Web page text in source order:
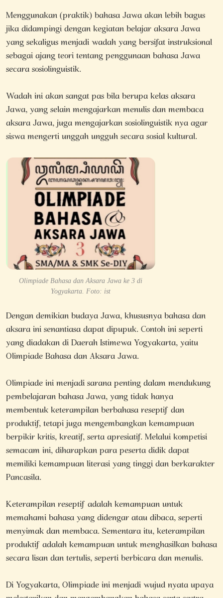
Menggunakan (praktik) bahasa Jawa akan lebih bagus
jika didampingi dengan kegiatan belajar aksara Jawa
yang sekaligus menjadi wadah yang bersifat instruksional
sebagai ajang teori tentang penggunaan bahasa Jawa
secara sosiolinguistik.
Wadah ini akan sangat pas bila berupa kelas aksara
Jawa, yang selain mengajarkan menulis dan membaca
aksara Jawa, juga mengajarkan sosiolinguistik nya agar
siswa mengerti unggah ungguh secara sosial kultural.
Olimpiade Bahasa dan Aksara Jawa ke 3 di
Yogyakarta. Foto: ist
Dengan demikian budaya Jawa, khususnya bahasa dan
aksara ini senantiasa dapat dipupuk. Contoh ini seperti
yang diadakan di Daerah Istimewa Yogyakarta, yaitu
Olimpiade Bahasa dan Aksara Jawa.
Olimpiade ini menjadi sarana penting dalam mendukung
pembelajaran bahasa Jawa, yang tidak hanya
membentuk keterampilan berbahasa reseptif dan
produktif, tetapi juga mengembangkan kemampuan
berpikir kritis, kreatif, serta apresiatif. Melalui kompetisi
semacam ini, diharapkan para peserta didik dapat
memiliki kemampuan literasi yang tinggi dan berkarakter
Pancasila.
Keterampilan reseptif adalah kemampuan untuk
memahami bahasa yang didengar atau dibaca, seperti
menyimak dan membaca. Sementara itu, keterampilan
produktif adalah kemampuan untuk menghasilkan bahasa
secara lisan dan tertulis, seperti berbicara dan menulis.
Di Yogyakarta, Olimpiade ini menjadi wujud nyata upaya